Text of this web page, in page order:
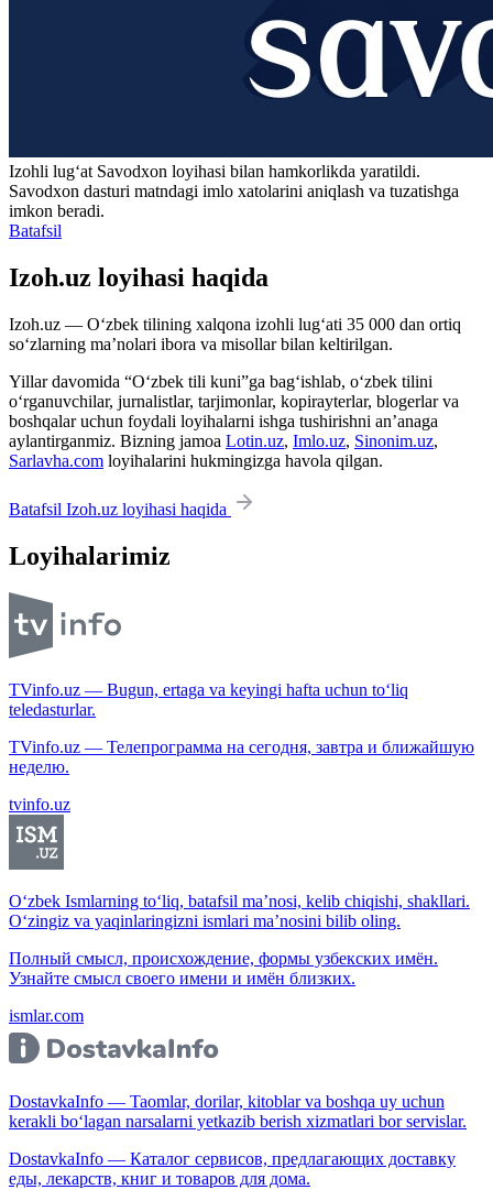
Izohli lugʻat Savodxon loyihasi bilan hamkorlikda yaratildi.
Savodxon dasturi matndagi imlo xatolarini aniqlash va tuzatishga
imkon beradi.
Batafsil
Izoh.uz loyihasi haqida
Izoh.uz — O‘zbek tilining xalqona izohli lug‘ati 35 000 dan ortiq
so‘zlarning ma’nolari ibora va misollar bilan keltirilgan.
Yillar davomida “O‘zbek tili kuni”ga bag‘ishlab, o‘zbek tilini
o‘rganuvchilar, jurnalistlar, tarjimonlar, kopirayterlar, blogerlar va
boshqalar uchun foydali loyihalarni ishga tushirishni an’anaga
aylantirganmiz. Bizning jamoa Lotin.uz, Imlo.uz, Sinonim.uz,
Sarlavha.com loyihalarini hukmingizga havola qilgan.
Batafsil Izoh.uz loyihasi haqida
Loyihalarimiz
TVinfo.uz — Bugun, ertaga va keyingi hafta uchun to‘liq
teledasturlar.
TVinfo.uz — Телепрограмма на сегодня, завтра и ближайшую
неделю.
tvinfo.uz
O‘zbek Ismlarning to‘liq, batafsil ma’nosi, kelib chiqishi, shakllari.
O‘zingiz va yaqinlaringizni ismlari ma’nosini bilib oling.
Полный смысл, происхождение, формы узбекских имён.
Узнайте смысл своего имени и имён близких.
ismlar.com
DostavkaInfo — Taomlar, dorilar, kitoblar va boshqa uy uchun
kerakli bo‘lagan narsalarni yetkazib berish xizmatlari bor servislar.
DostavkaInfo — Каталог сервисов, предлагающих доставку
еды, лекарств, книг и товаров для дома.